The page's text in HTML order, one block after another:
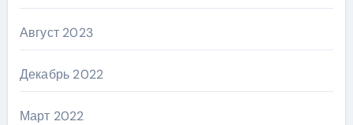
Август 2023
Декабрь 2022
Март 2022